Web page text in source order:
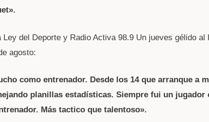
Ley del Deporte y Radio Activa 98.9 Un jueves gélido al
agosto:
como entrenador. Desde los 14 que arranque a
planillas estadísticas. Siempre fui un jugador
Más tactico que talentoso».